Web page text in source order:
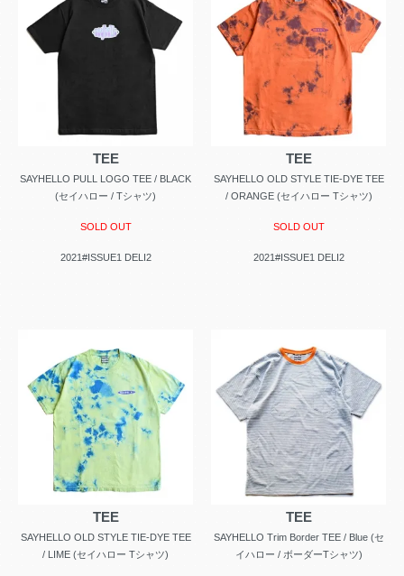
TEE
SAYHELLO PULL LOGO TEE / BLACK
(セイハロー / Tシャツ)
SOLD OUT
2021#ISSUE1 DELI2
TEE
SAYHELLO OLD STYLE TIE-DYE TEE
/ ORANGE (セイハロー Tシャツ)
SOLD OUT
2021#ISSUE1 DELI2
TEE
SAYHELLO OLD STYLE TIE-DYE TEE
/ LIME (セイハロー Tシャツ)
TEE
SAYHELLO Trim Border TEE / Blue (セ
イハロー / ボーダーTシャツ)